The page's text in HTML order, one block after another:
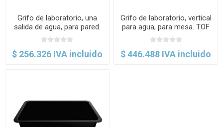
Grifo de laboratorio, una
salida de agua, para pared.
TOF
$ 256.326 IVA incluido
Grifo de laboratorio, vertical
para agua, para mesa. TOF
$ 446.488 IVA incluido